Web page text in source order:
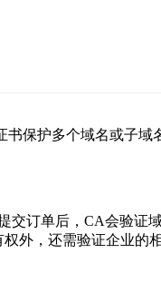
保护多个域名或子域
交订单后，CA会验证
外，还需验证企业的